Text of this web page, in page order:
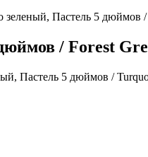
зеленый, Пастель 5 дюймов
/ Forest
Пастель 5 дюймов /